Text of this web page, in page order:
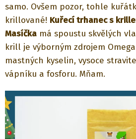
samo. Ovšem pozor, tohle
krillované! Kuřecí trhanec s
Masíčka má spoustu skvělých
krill je výborným zdrojem
mastných kyselin, vysoce
vápníku a fosforu. Mňam.